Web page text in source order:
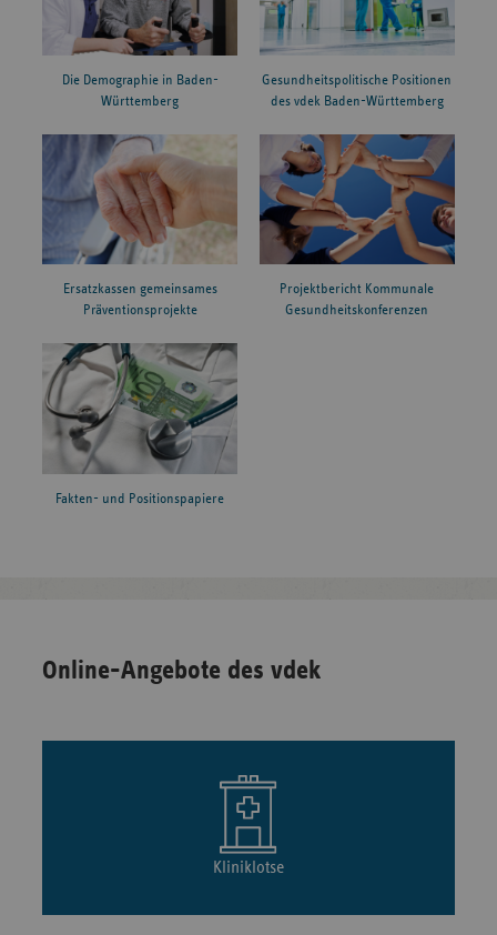
Die Demographie in Baden-
Württemberg
Gesundheitspolitische Positionen
des vdek Baden-Württemberg
Ersatzkassen gemeinsames
Präventionsprojekte
Projektbericht Kommunale
Gesundheitskonferenzen
Fakten- und Positionspapiere
Online-Angebote des vdek
Kliniklotse